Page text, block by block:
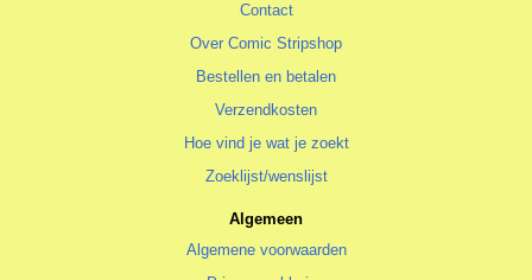
Contact
Over Comic Stripshop
Bestellen en betalen
Verzendkosten
Hoe vind je wat je zoekt
Zoeklijst/wenslijst
Algemeen
Algemene voorwaarden